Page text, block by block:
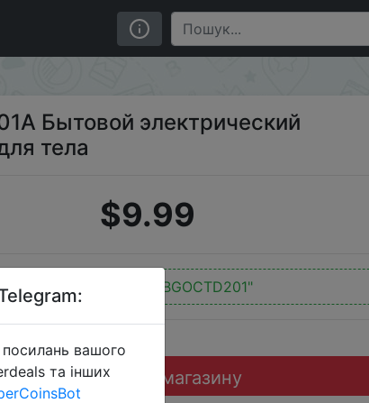
тела
Бытовой электрический
тела
$9.99
"BGOCTD201"
Перейти до магазину
вашого
та інших